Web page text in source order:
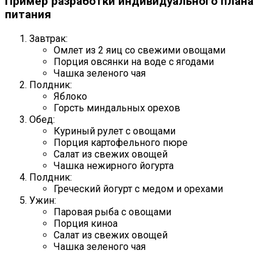
питания
Завтрак:
Омлет из 2 яиц со свежими овощами
Порция овсянки на воде с ягодами
Чашка зеленого чая
Полдник:
Яблоко
Горсть миндальных орехов
Обед:
Куриный рулет с овощами
Порция картофельного пюре
Салат из свежих овощей
Чашка нежирного йогурта
Полдник:
Греческий йогурт с медом и орехами
Ужин:
Паровая рыба с овощами
Порция киноа
Салат из свежих овощей
Чашка зеленого чая